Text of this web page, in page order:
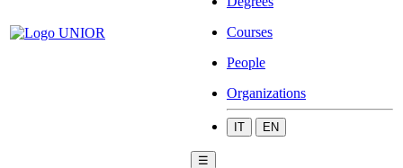
Courses
People
Organizations
IT EN
☰